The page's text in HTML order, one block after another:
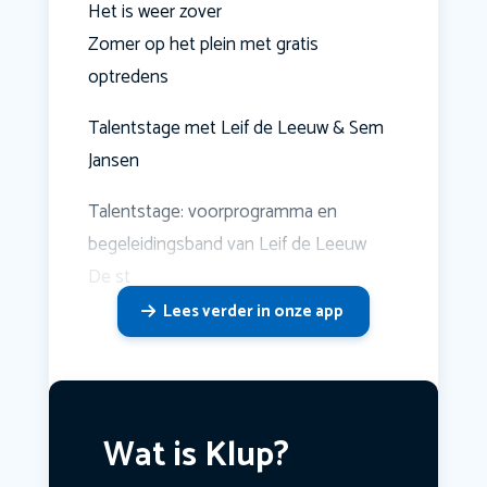
Het is weer zover
Zomer op het plein met gratis
optredens
Talentstage met Leif de Leeuw & Sem
Jansen
Talentstage: voorprogramma en
begeleidingsband van Leif de Leeuw
De st
Lees verder in onze app
Wat is Klup?